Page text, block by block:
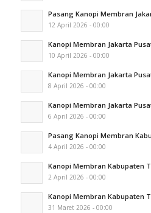
Pasang Kanopi Membran
12 April 2026 - 00:00
Kanopi Membran Jakarta
10 April 2026 - 00:00
Kanopi Membran Jakarta
8 April 2026 - 00:00
Kanopi Membran Jakarta
6 April 2026 - 00:00
Pasang Kanopi Membran
4 April 2026 - 00:00
Kanopi Membran Kabupaten
2 April 2026 - 00:00
Kanopi Membran Kabupaten
31 Maret 2026 - 00:00